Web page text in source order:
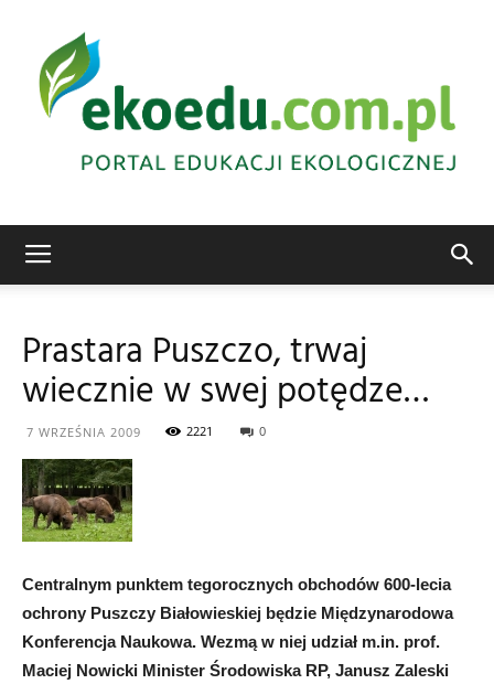
ekologiczna
Prastara Puszczo, trwaj
wiecznie w swej potędze…
7 WRZEŚNIA 2009 2221 0
Centralnym punktem tegorocznych obchodów 600-lecia
ochrony Puszczy Białowieskiej będzie Międzynarodowa
Konferencja Naukowa. Wezmą w niej udział m.in. prof.
Maciej Nowicki Minister Środowiska RP, Janusz Zaleski